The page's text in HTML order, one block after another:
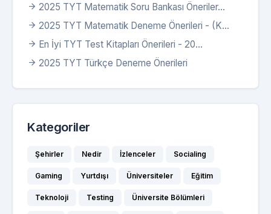
2025 TYT Matematik Soru Bankası Öneriler...
2025 TYT Matematik Deneme Önerileri - (K...
En İyi TYT Test Kitapları Önerileri - 20...
2025 TYT Türkçe Deneme Önerileri
Kategoriler
Şehirler Nedir İzlenceler Socialing
Gaming Yurtdışı Üniversiteler Eğitim
Teknoloji Testing Üniversite Bölümleri